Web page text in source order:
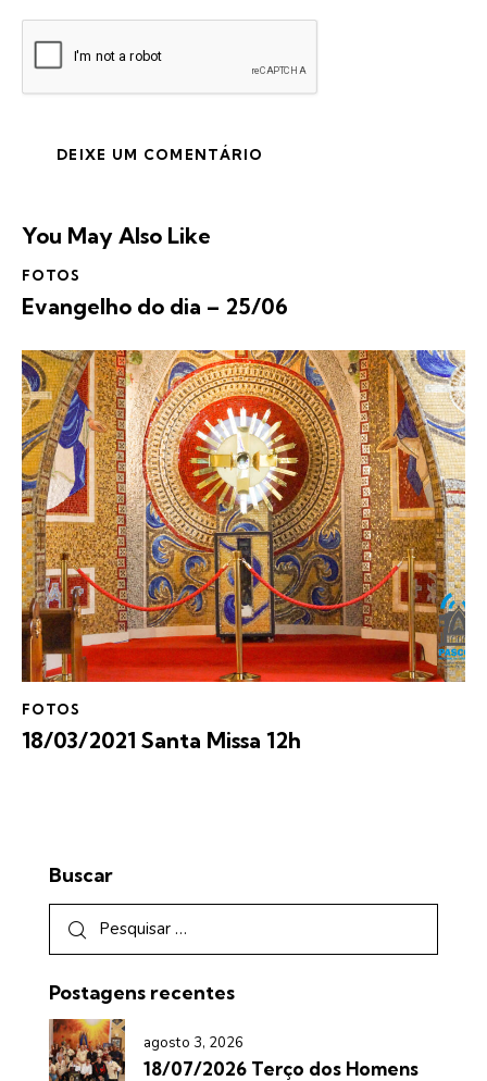
You May Also Like
FOTOS
Evangelho do dia – 25/06
FOTOS
18/03/2021 Santa Missa 12h
Buscar
Postagens recentes
agosto 3, 2026
18/07/2026 Terço dos Homens